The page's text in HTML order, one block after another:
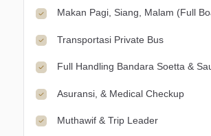
Makan Pagi, Siang, Malam (Full
Transportasi Private Bus
Full Handling Bandara Soetta &
Asuransi, & Medical Checkup
Muthawif & Trip Leader